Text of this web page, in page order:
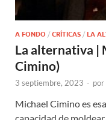
A FONDO / CRÍTICAS / LA
La alternativa |
Cimino)
3 septiembre, 2023 - por
Michael Cimino es